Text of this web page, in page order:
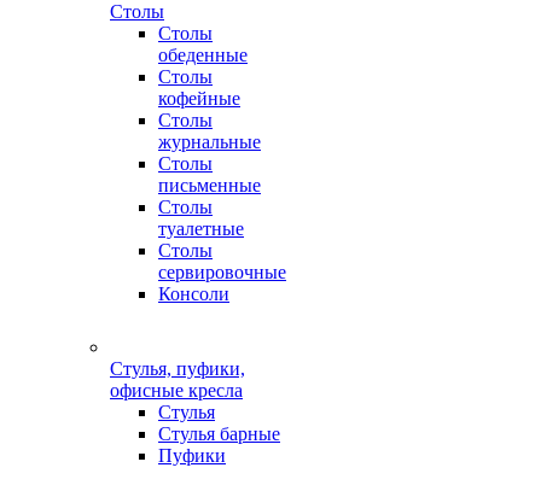
Столы
Столы
обеденные
Столы
кофейные
Столы
журнальные
Столы
письменные
Столы
туалетные
Столы
сервировочные
Консоли
Стулья, пуфики,
офисные кресла
Стулья
Стулья барные
Пуфики